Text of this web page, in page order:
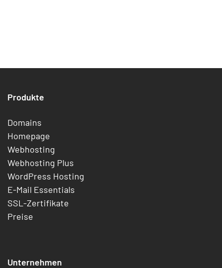
Produkte
Domains
Homepage
Webhosting
Webhosting Plus
WordPress Hosting
E-Mail Essentials
SSL-Zertifikate
Preise
Unternehmen